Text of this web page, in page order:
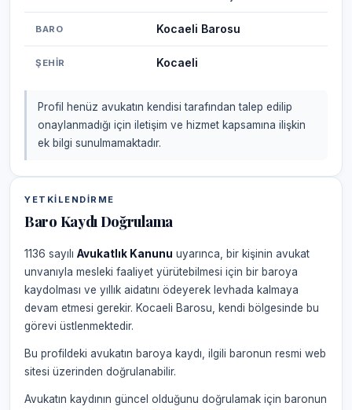
BARO Kocaeli Barosu
ŞEHIR Kocaeli
Profil henüz avukatın kendisi tarafından talep edilip
onaylanmadığı için iletişim ve hizmet kapsamına ilişkin
ek bilgi sunulmamaktadır.
YETKILENDIRME
Baro Kaydı Doğrulama
1136 sayılı Avukatlık Kanunu uyarınca, bir kişinin avukat
unvanıyla mesleki faaliyet yürütebilmesi için bir baroya
kaydolması ve yıllık aidatını ödeyerek levhada kalmaya
devam etmesi gerekir. Kocaeli Barosu, kendi bölgesinde bu
görevi üstlenmektedir.
Bu profildeki avukatın baroya kaydı, ilgili baronun resmi web
sitesi üzerinden doğrulanabilir.
Avukatın kaydının güncel olduğunu doğrulamak için baronun